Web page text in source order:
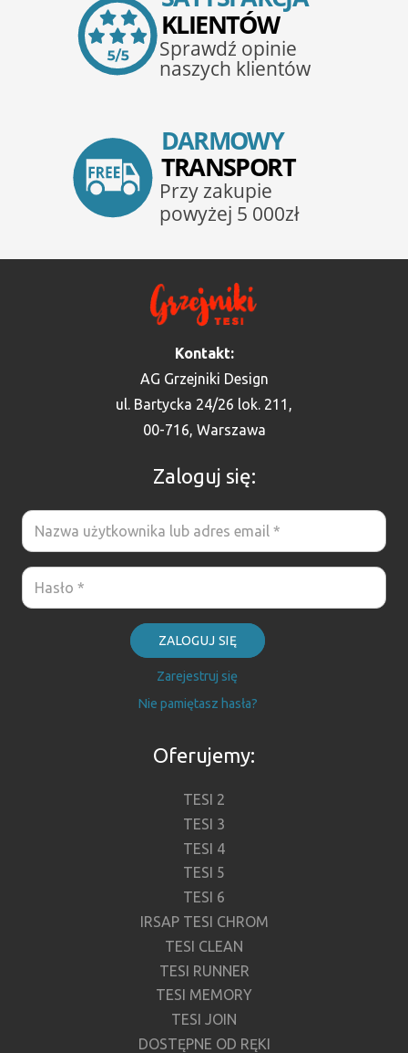
Kontakt:
AG Grzejniki Design
ul. Bartycka 24/26 lok. 211,
00-716, Warszawa
Zaloguj się:
ZALOGUJ SIĘ
Zarejestruj się
Nie pamiętasz hasła?
Oferujemy:
TESI 2
TESI 3
TESI 4
TESI 5
TESI 6
IRSAP TESI CHROM
TESI CLEAN
TESI RUNNER
TESI MEMORY
TESI JOIN
DOSTĘPNE OD RĘKI